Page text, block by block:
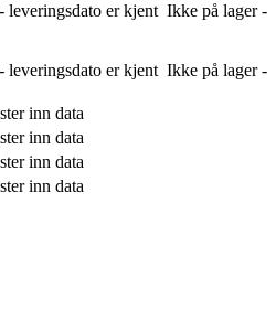
leveringsdato er kjent Ikke på lager -
leveringsdato er kjent Ikke på lager -
inn data
inn data
inn data
inn data